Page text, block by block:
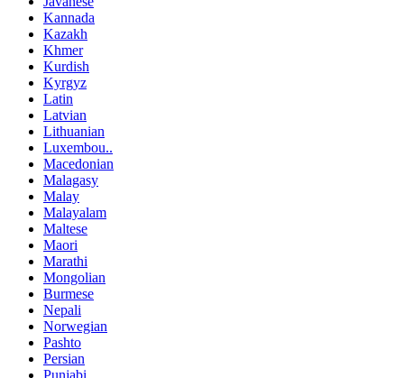
Kannada
Kazakh
Khmer
Kurdish
Kyrgyz
Latin
Latvian
Lithuanian
Luxembou..
Macedonian
Malagasy
Malay
Malayalam
Maltese
Maori
Marathi
Mongolian
Burmese
Nepali
Norwegian
Pashto
Persian
Punjabi